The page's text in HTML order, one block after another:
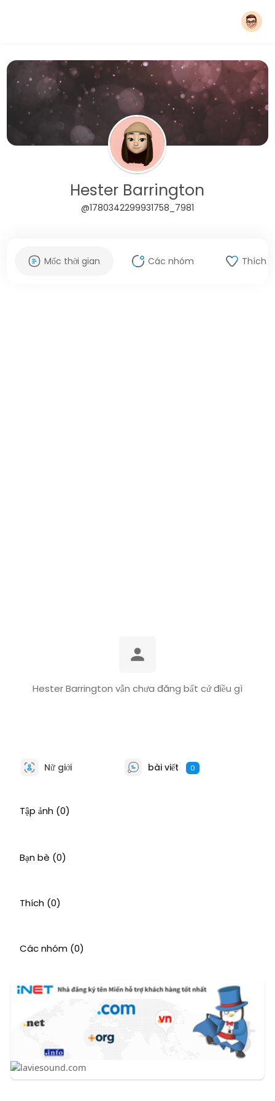
Hester Barrington
@1780342299931758_7981
Mốc thời gian Các nhóm Thích
Hester Barrington vẫn chưa đăng bất cứ điều gì
Nữ giới bài viết 0
Tập ảnh (0)
Bạn bè (0)
Thích (0)
Các nhóm (0)